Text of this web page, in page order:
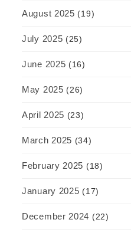
August 2025 (19)
July 2025 (25)
June 2025 (16)
May 2025 (26)
April 2025 (23)
March 2025 (34)
February 2025 (18)
January 2025 (17)
December 2024 (22)